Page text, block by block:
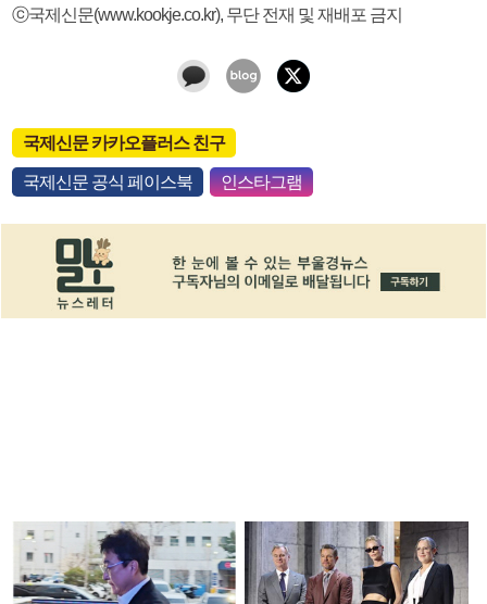
ⓒ국제신문(www.kookje.co.kr), 무단 전재 및 재배포 금지
국제신문 카카오플러스 친구
국제신문 공식 페이스북 인스타그램